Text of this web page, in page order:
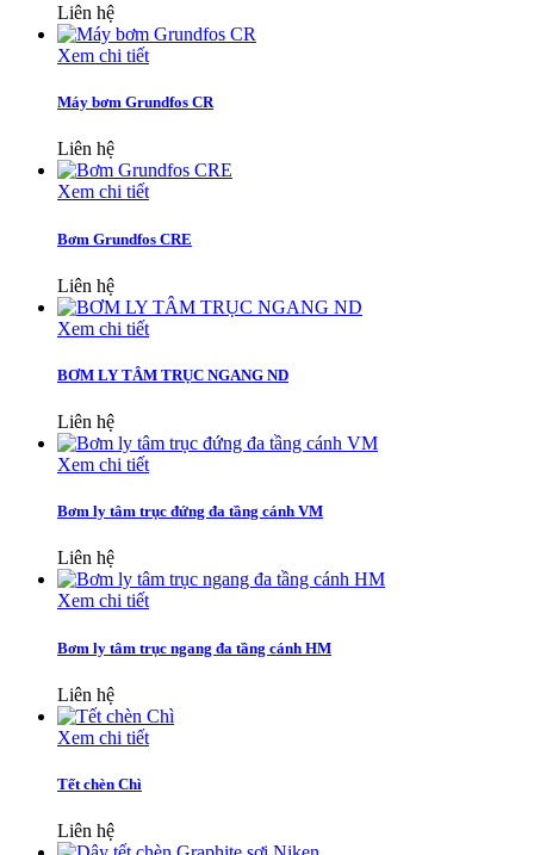
Liên hệ
Xem chi tiết
Máy bơm Grundfos CR
Liên hệ
Xem chi tiết
Bơm Grundfos CRE
Liên hệ
Xem chi tiết
BƠM LY TÂM TRỤC NGANG ND
Liên hệ
Xem chi tiết
Bơm ly tâm trục đứng đa tầng cánh VM
Liên hệ
Xem chi tiết
Bơm ly tâm trục ngang đa tầng cánh HM
Liên hệ
Xem chi tiết
Tết chèn Chì
Liên hệ